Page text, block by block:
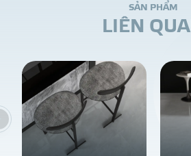
SẢN PHẨM
LIÊN QUA